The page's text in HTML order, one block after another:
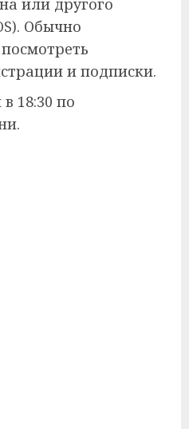
или другого
Обычно
и подписки.
18:30 по